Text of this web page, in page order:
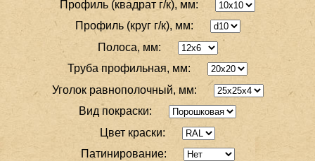
Профиль (квадрат г/к), мм:
Профиль (круг г/к), мм:
Полоса, мм:
Труба профильная, мм:
Уголок равнополочный, мм:
Вид покраски:
Цвет краски:
Патинирование: